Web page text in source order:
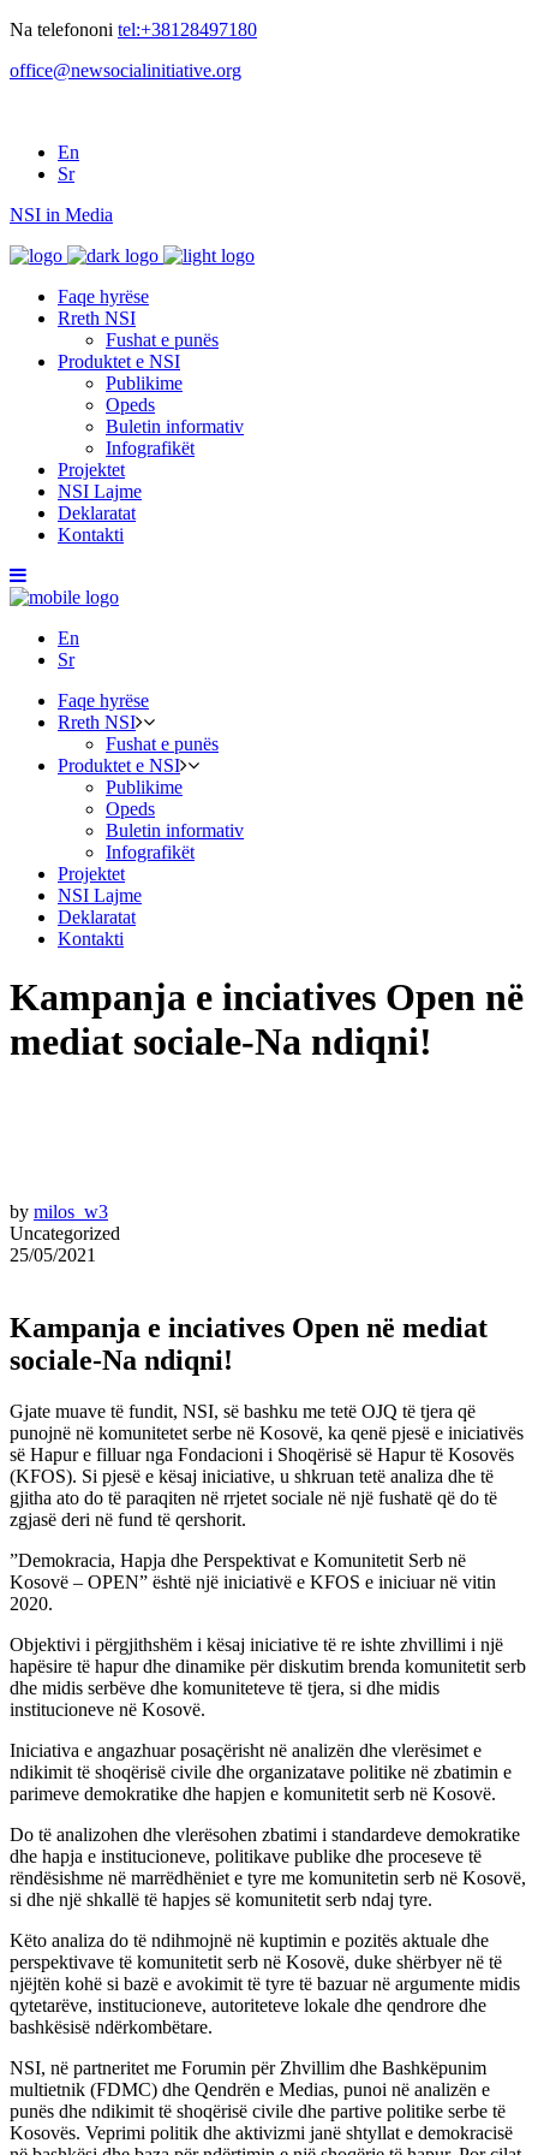
Na telefononi tel:+38128497180
office@newsocialinitiative.org
En
Sr
NSI in Media
Faqe hyrëse
Rreth NSI
Fushat e punës
Produktet e NSI
Publikime
Opeds
Buletin informativ
Infografikët
Projektet
NSI Lajme
Deklaratat
Kontakti
En
Sr
Faqe hyrëse
Rreth NSI
Fushat e punës
Produktet e NSI
Publikime
Opeds
Buletin informativ
Infografikët
Projektet
NSI Lajme
Deklaratat
Kontakti
Kampanja e inciatives Open në
mediat sociale-Na ndiqni!
by milos_w3
Uncategorized
25/05/2021
Kampanja e inciatives Open në mediat
sociale-Na ndiqni!
Gjate muave të fundit, NSI, së bashku me tetë OJQ të tjera që
punojnë në komunitetet serbe në Kosovë, ka qenë pjesë e iniciativës
së Hapur e filluar nga Fondacioni i Shoqërisë së Hapur të Kosovës
(KFOS). Si pjesë e kësaj iniciative, u shkruan tetë analiza dhe të
gjitha ato do të paraqiten në rrjetet sociale në një fushatë që do të
zgjasë deri në fund të qershorit.
”Demokracia, Hapja dhe Perspektivat e Komunitetit Serb në
Kosovë – OPEN” është një iniciativë e KFOS e iniciuar në vitin
2020.
Objektivi i përgjithshëm i kësaj iniciative të re ishte zhvillimi i një
hapësire të hapur dhe dinamike për diskutim brenda komunitetit serb
dhe midis serbëve dhe komuniteteve të tjera, si dhe midis
institucioneve në Kosovë.
Iniciativa e angazhuar posaçërisht në analizën dhe vlerësimet e
ndikimit të shoqërisë civile dhe organizatave politike në zbatimin e
parimeve demokratike dhe hapjen e komunitetit serb në Kosovë.
Do të analizohen dhe vlerësohen zbatimi i standardeve demokratike
dhe hapja e institucioneve, politikave publike dhe proceseve të
rëndësishme në marrëdhëniet e tyre me komunitetin serb në Kosovë,
si dhe një shkallë të hapjes së komunitetit serb ndaj tyre.
Këto analiza do të ndihmojnë në kuptimin e pozitës aktuale dhe
perspektivave të komunitetit serb në Kosovë, duke shërbyer në të
njëjtën kohë si bazë e avokimit të tyre të bazuar në argumente midis
qytetarëve, institucioneve, autoriteteve lokale dhe qendrore dhe
bashkësisë ndërkombëtare.
NSI, në partneritet me Forumin për Zhvillim dhe Bashkëpunim
multietnik (FDMC) dhe Qendrën e Medias, punoi në analizën e
punës dhe ndikimit të shoqërisë civile dhe partive politike serbe të
Kosovës. Veprimi politik dhe aktivizmi janë shtyllat e demokracisë